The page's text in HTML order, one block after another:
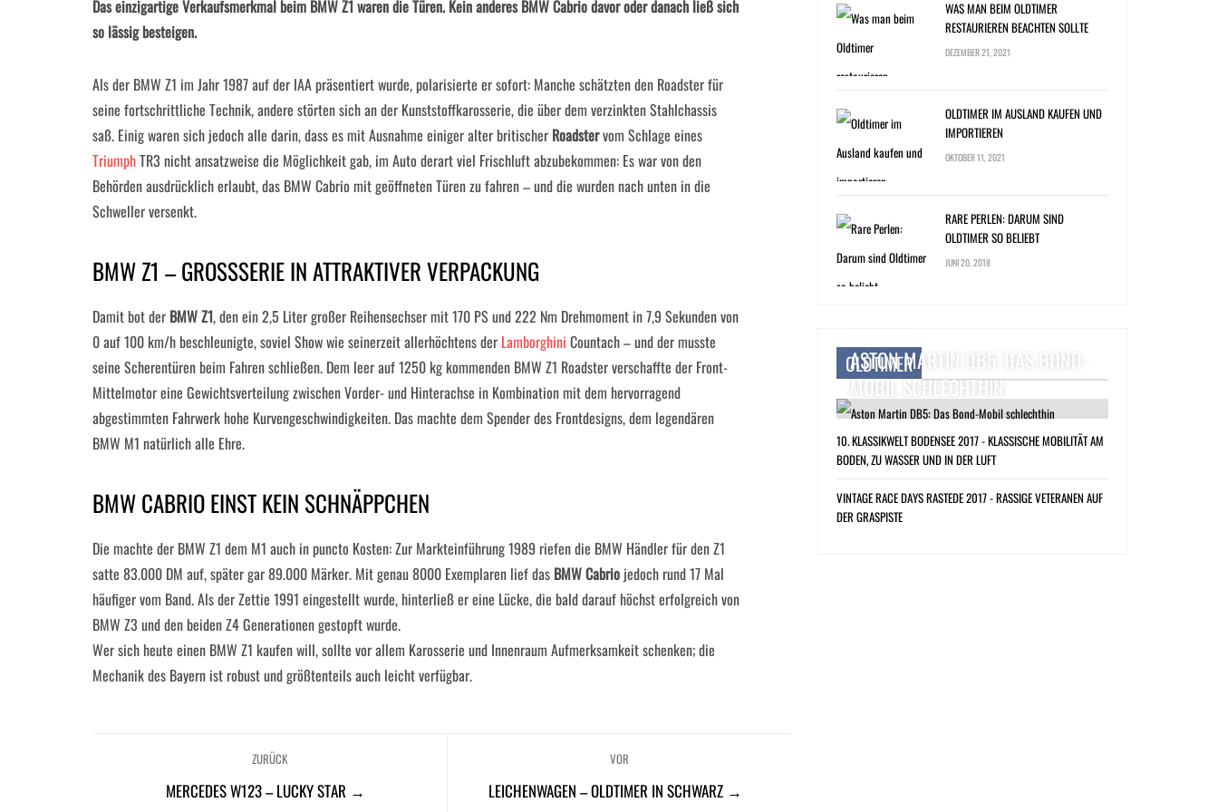
Das einzigartige Verkaufsmerkmal beim BMW Z1 waren die Türen. Kein anderes BMW Cabrio davor oder danach ließ sich
so lässig besteigen.
Als der BMW Z1 im Jahr 1987 auf der IAA präsentiert wurde, polarisierte er sofort: Manche schätzten den Roadster für
seine fortschrittliche Technik, andere störten sich an der Kunststoffkarosserie, die über dem verzinkten Stahlchassis
saß. Einig waren sich jedoch alle darin, dass es mit Ausnahme einiger alter britischer Roadstervom Schlage eines
TriumphTR3 nicht ansatzweise die Möglichkeit gab, im Auto derart viel Frischluft abzubekommen: Es war von den
Behörden ausdrücklich erlaubt, das BMW Cabrio mit geöffneten Türen zu fahren – und die wurden nach unten in die
Schweller versenkt.
BMW Z1 – GROSSSERIE IN ATTRAKTIVER VERPACKUNG
Damit bot der BMW Z1, den ein 2,5 Liter großer Reihensechser mit 170 PS und 222 Nm Drehmoment in 7,9 Sekunden von
0 auf 100 km/h beschleunigte, soviel Show wie seinerzeit allerhöchtens der Lamborghini Countach – und der musste
seine Scherentüren beim Fahren schließen. Dem leer auf 1250 kg kommenden BMW Z1 Roadster verschaffte der Front-
Mittelmotor eine Gewichtsverteilung zwischen Vorder- und Hinterachse in Kombination mit dem hervorragend
abgestimmten Fahrwerk hohe Kurvengeschwindigkeiten. Das machte dem Spender des Frontdesigns, dem legendären
BMW M1 natürlich alle Ehre.
BMW CABRIO EINST KEIN SCHNÄPPCHEN
Die machte der BMW Z1 dem M1 auch in puncto Kosten: Zur Markteinführung 1989 riefen die BMW Händler für den Z1
satte 83.000 DM auf, später gar 89.000 Märker. Mit genau 8000 Exemplaren lief das BMW Cabrio jedoch rund 17 Mal
häufiger vom Band. Als der Zettie 1991 eingestellt wurde, hinterließ er eine Lücke, die bald darauf höchst erfolgreich von
BMW Z3 und den beiden Z4 Generationen gestopft wurde.
Wer sich heute einen BMW Z1 kaufen will, sollte vor allem Karosserie und Innenraum Aufmerksamkeit schenken; die
Mechanik des Bayern ist robust und größtenteils auch leicht verfügbar.
ZURÜCK
MERCEDES W123 – LUCKY STAR →
VOR
LEICHENWAGEN – OLDTIMER IN SCHWARZ →
WAS MAN BEIM OLDTIMER
RESTAURIEREN BEACHTEN SOLLTE
DEZEMBER 21, 2021
OLDTIMER IM AUSLAND KAUFEN UND
IMPORTIEREN
OKTOBER 11, 2021
RARE PERLEN: DARUM SIND
OLDTIMER SO BELIEBT
JUNI 20, 2018
OLDTIMER
ASTON MARTIN DB5: DAS BOND-
MOBIL SCHLECHTHIN
10. KLASSIKWELT BODENSEE 2017 - KLASSISCHE MOBILITÄT AM
BODEN, ZU WASSER UND IN DER LUFT
VINTAGE RACE DAYS RASTEDE 2017 - RASSIGE VETERANEN AUF
DER GRASPISTE